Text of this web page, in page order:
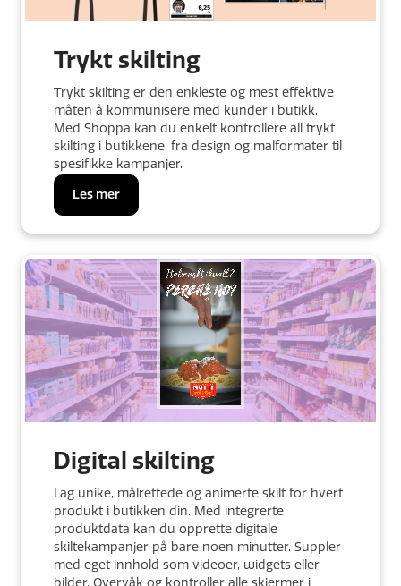
Trykt skilting
Trykt skilting er den enkleste og mest effektive
måten å kommunisere med kunder i butikk.
Med Shoppa kan du enkelt kontrollere all trykt
skilting i butikkene, fra design og malformater til
spesifikke kampanjer.
Les mer
Digital skilting
Lag unike, målrettede og animerte skilt for hvert
produkt i butikken din. Med integrerte
produktdata kan du opprette digitale
skiltekampanjer på bare noen minutter. Suppler
med eget innhold som videoer, widgets eller